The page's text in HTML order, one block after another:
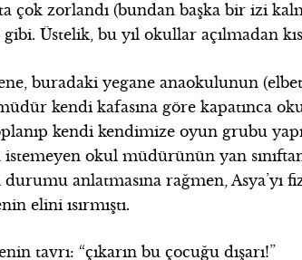
çok zorlandı (bundan başka bir izi
Üstelik, bu yıl okullar açılmadan
buradaki yegane anaokulunun
müdür kendi kafasına göre kapatınca
kendi kendimize oyun grubu
istemeyen okul müdürünün yan
durumu anlatmasına rağmen, Asya’yı
elini ısırmıştı.
tavrı: “çıkarın bu çocuğu dışarı!”